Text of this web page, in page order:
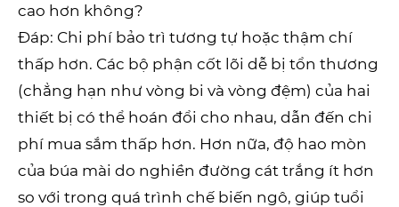
cao hơn không?
Đáp: Chi phí bảo trì tương tự hoặc thậm chí
thấp hơn. Các bộ phận cốt lõi dễ bị tổn thương
(chẳng hạn như vòng bi và vòng đệm) của hai
thiết bị có thể hoán đổi cho nhau, dẫn đến chi
phí mua sắm thấp hơn. Hơn nữa, độ hao mòn
của búa mài do nghiền đường cát trắng ít hơn
so với trong quá trình chế biến ngô, giúp tuổi